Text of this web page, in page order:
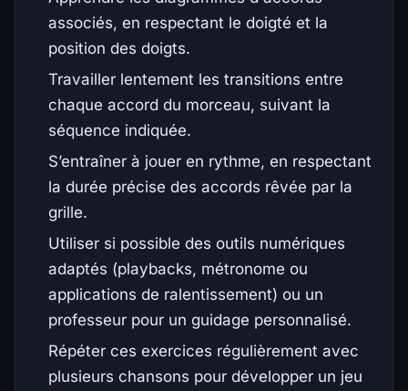
associés, en respectant le doigté et la
position des doigts.
Travailler lentement les transitions entre
chaque accord du morceau, suivant la
séquence indiquée.
S’entraîner à jouer en rythme, en respectant
la durée précise des accords rêvée par la
grille.
Utiliser si possible des outils numériques
adaptés (playbacks, métronome ou
applications de ralentissement) ou un
professeur pour un guidage personnalisé.
Répéter ces exercices régulièrement avec
plusieurs chansons pour développer un jeu